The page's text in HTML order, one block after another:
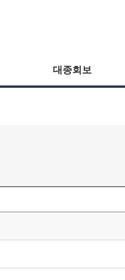
대종회보